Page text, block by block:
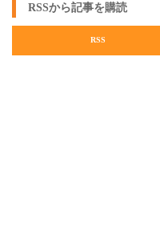
RSSから記事を購読
RSS